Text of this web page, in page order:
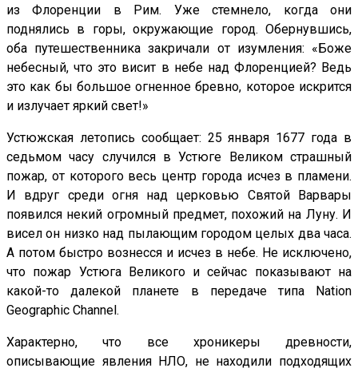
из Флоренции в Рим. Уже стемнело, когда они
поднялись в горы, окружающие город. Обернувшись,
оба путешественника закричали от изумления: «Боже
небесный, что это висит в небе над Флоренцией? Ведь
это как бы большое огненное бревно, которое искрится
и излучает яркий свет!»
Устюжская летопись сообщает: 25 января 1677 года в
седьмом часу случился в Устюге Великом страшный
пожар, от которого весь центр города исчез в пламени.
И вдруг среди огня над церковью Cвятой Варвары
появился некий огромный предмет, похожий на Луну. И
висел он низко над пылающим городом целых два часа.
А потом быстро вознесся и исчез в небе. Не исключено,
что пожар Устюга Великого и сейчас показывают на
какой-то далекой планете в передаче типа Nation
Geographic Channel.
Характерно, что все хроникеры древности,
описывающие явления НЛО, не находили подходящих